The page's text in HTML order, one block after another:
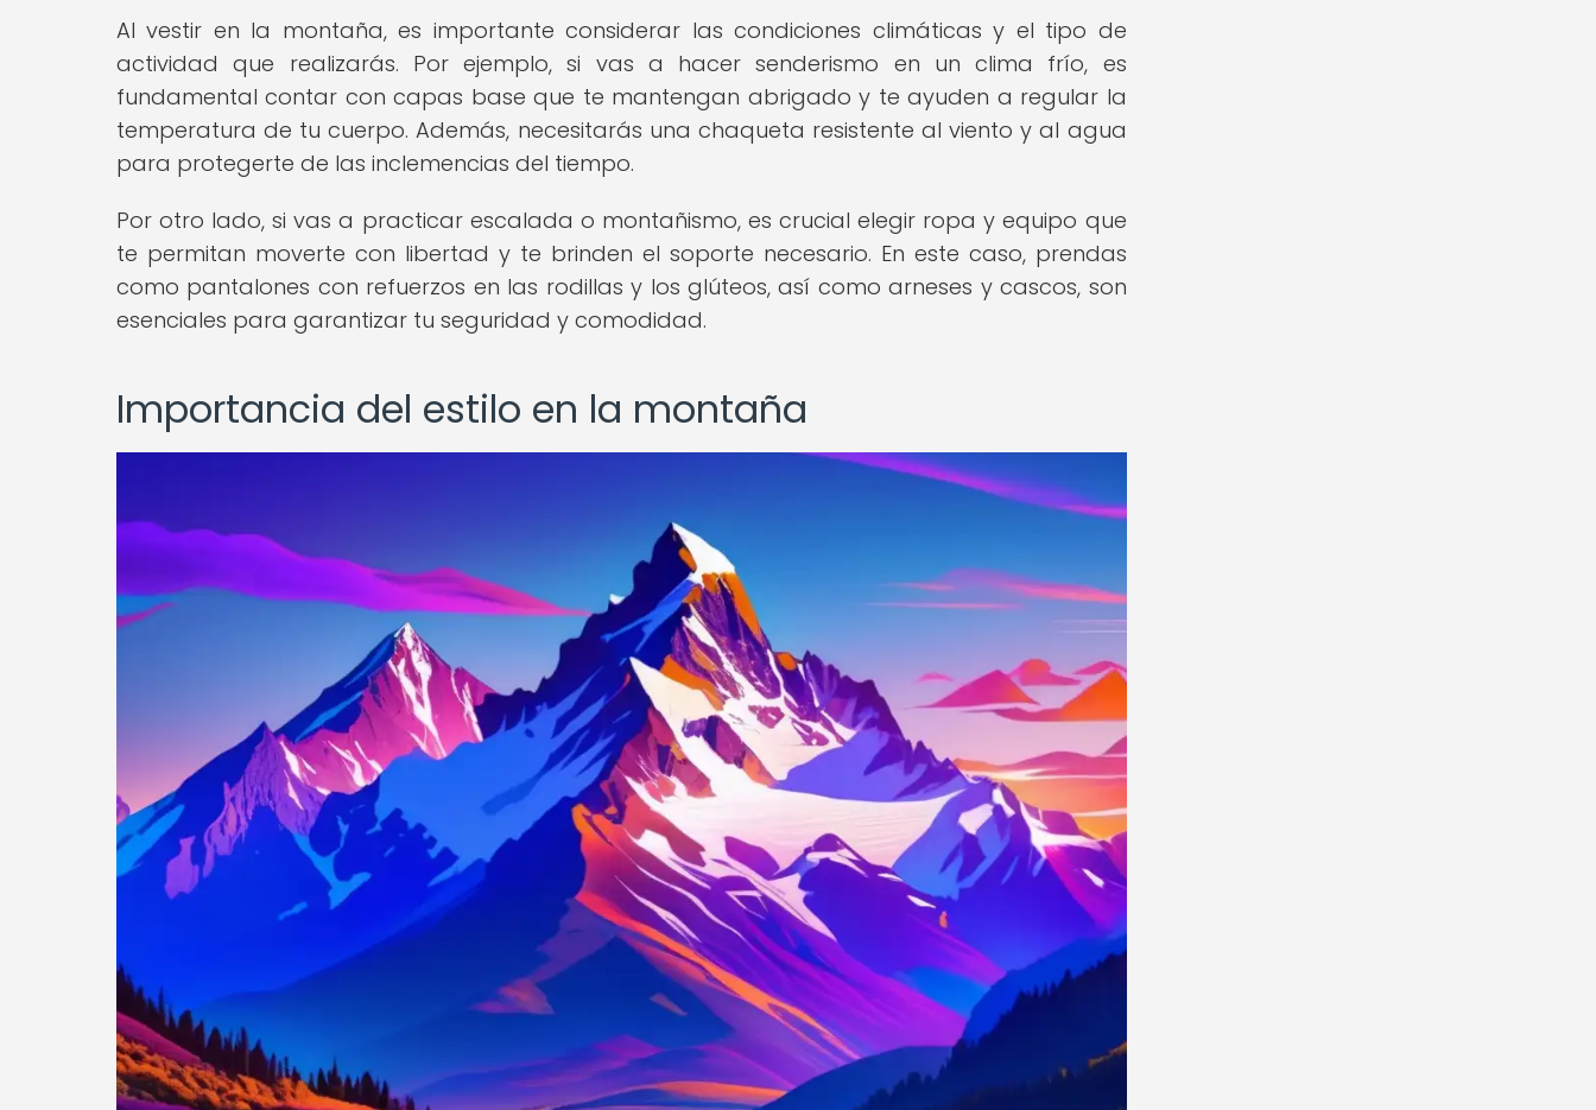
Al vestir en la montaña, es importante considerar las condiciones climáticas y el tipo de
actividad que realizarás. Por ejemplo, si vas a hacer senderismo en un clima frío, es
fundamental contar con capas base que te mantengan abrigado y te ayuden a regular la
temperatura de tu cuerpo. Además, necesitarás una chaqueta resistente al viento y al agua
para protegerte de las inclemencias del tiempo.
Por otro lado, si vas a practicar escalada o montañismo, es crucial elegir ropa y equipo que
te permitan moverte con libertad y te brinden el soporte necesario. En este caso, prendas
como pantalones con refuerzos en las rodillas y los glúteos, así como arneses y cascos, son
esenciales para garantizar tu seguridad y comodidad.
Importancia del estilo en la montaña